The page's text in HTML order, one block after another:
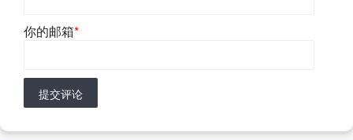
你的邮箱*
提交评论